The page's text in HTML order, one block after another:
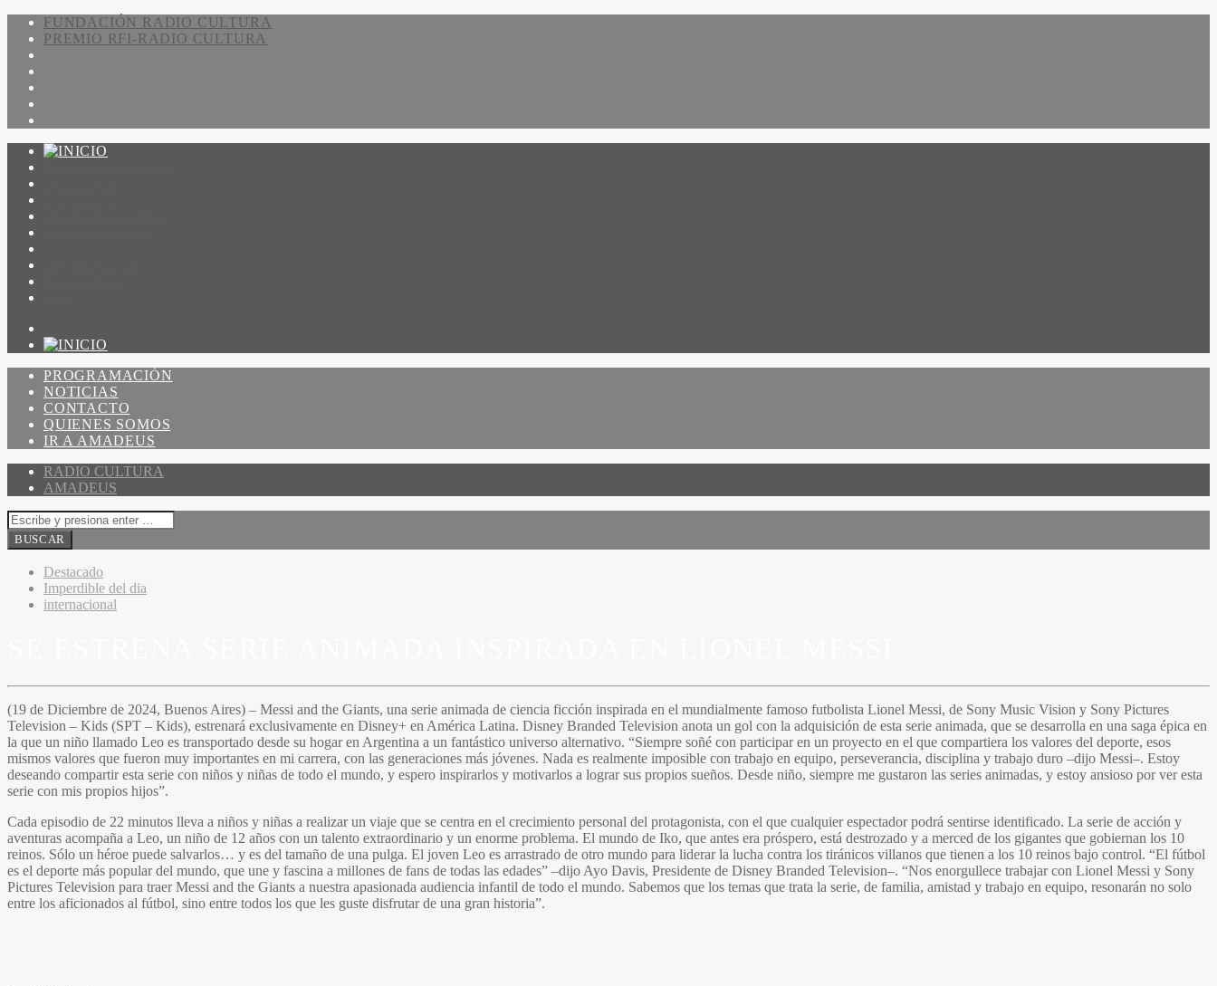
FUNDACIÓN RADIO CULTURA
PREMIO RFI-RADIO CULTURA
PROGRAMACIÓN
NOTICIAS
CONTACTO
QUIENES SOMOS
IR A AMADEUS
RADIO CULTURA
AMADEUS
Destacado
Imperdible del dia
internacional
(19 de Diciembre de 2024, Buenos Aires) – Messi and the Giants, una serie animada de ciencia ficción inspirada en el mundialmente famoso futbolista Lionel Messi, de Sony Music Vision y Sony Pictures
Television – Kids (SPT – Kids), estrenará exclusivamente en Disney+ en América Latina. Disney Branded Television anota un gol con la adquisición de esta serie animada, que se desarrolla en una saga épica en
la que un niño llamado Leo es transportado desde su hogar en Argentina a un fantástico universo alternativo. “Siempre soñé con participar en un proyecto en el que compartiera los valores del deporte, esos
mismos valores que fueron muy importantes en mi carrera, con las generaciones más jóvenes. Nada es realmente imposible con trabajo en equipo, perseverancia, disciplina y trabajo duro –dijo Messi–. Estoy
deseando compartir esta serie con niños y niñas de todo el mundo, y espero inspirarlos y motivarlos a lograr sus propios sueños. Desde niño, siempre me gustaron las series animadas, y estoy ansioso por ver esta
serie con mis propios hijos”.
Cada episodio de 22 minutos lleva a niños y niñas a realizar un viaje que se centra en el crecimiento personal del protagonista, con el que cualquier espectador podrá sentirse identificado. La serie de acción y
aventuras acompaña a Leo, un niño de 12 años con un talento extraordinario y un enorme problema. El mundo de Iko, que antes era próspero, está destrozado y a merced de los gigantes que gobiernan los 10
reinos. Sólo un héroe puede salvarlos… y es del tamaño de una pulga. El joven Leo es arrastrado de otro mundo para liderar la lucha contra los tiránicos villanos que tienen a los 10 reinos bajo control. “El fútbol
es el deporte más popular del mundo, que une y fascina a millones de fans de todas las edades” –dijo Ayo Davis, Presidente de Disney Branded Television–. “Nos enorgullece trabajar con Lionel Messi y Sony
Pictures Television para traerMessi and the Giants a nuestra apasionada audiencia infantil de todo el mundo. Sabemos que los temas que trata la serie, de familia, amistad y trabajo en equipo, resonarán no solo
entre los aficionados al fútbol, sino entre todos los que les guste disfrutar de una gran historia”.